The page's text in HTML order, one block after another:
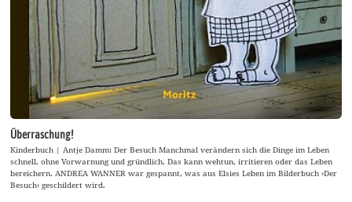
Überraschung!
Kinderbuch | Antje Damm: Der Besuch Manchmal verändern sich die Dinge im Leben
schnell, ohne Vorwarnung und gründlich. Das kann wehtun, irritieren oder das Leben
bereichern. ANDREA WANNER war gespannt, was aus Elsies Leben im Bilderbuch ›Der
Besuch‹ geschildert wird.